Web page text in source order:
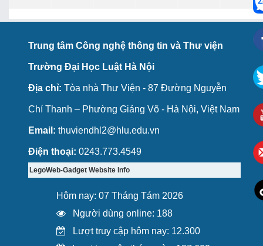
Trung tâm Công nghệ thông tin và Thư viện
Trường Đại Học Luật Hà Nội
Địa chỉ: Tòa nhà Thư Viện - 87 Đường Nguyễn
Chí Thanh – Phường Giảng Võ - Hà Nội, Việt Nam
Email: thuviendhl2@hlu.edu.vn
Điện thoại: 0243.773.4549
LegoWeb-Gadget Website Info
Hôm nay: 07 Tháng Tám 2026
Người dùng online: 188
Lượt truy cập hôm nay: 12.300